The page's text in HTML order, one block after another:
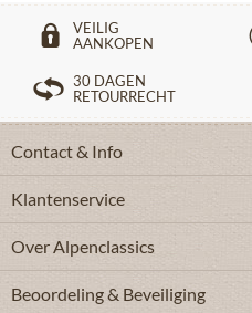
VEILIG
AANKOPEN
30 DAGEN
RETOURRECHT
Contact & Info
Klantenservice
Over Alpenclassics
Beoordeling & Beveiliging